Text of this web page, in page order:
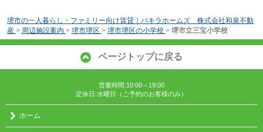
堺市の一人暮らし・ファミリー向け賃貸｜パキラホームズ 株式会社和泉不動
産 > 周辺施設案内 > 堺市堺区 > 堺市堺区の小学校 > 堺市立三宝小学校
ページトップに戻る
営業時間:10:00～19:00
定休日:水曜日（ご予約のお客様のみ）
ホーム